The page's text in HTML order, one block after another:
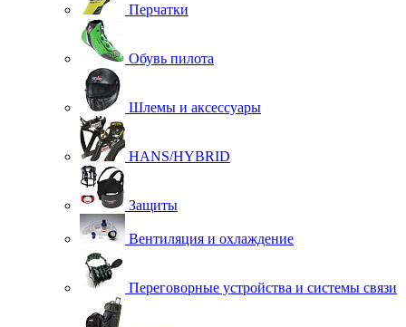
Перчатки
Обувь пилота
Шлемы и аксессуары
HANS/HYBRID
Защиты
Вентиляция и охлаждение
Переговорные устройства и системы связи